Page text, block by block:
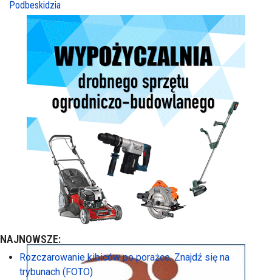
Podbeskidzia
NAJNOWSZE:
Rozczarowanie kibiców po porażce. Znajdź się na
trybunach (FOTO)